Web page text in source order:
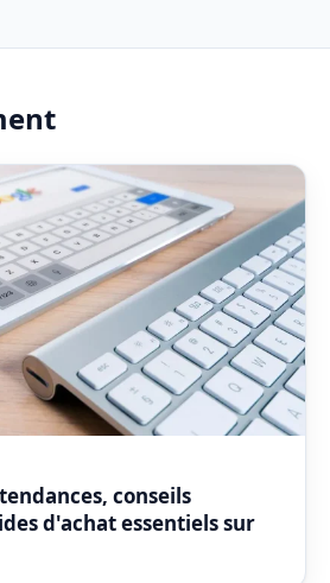
conseils
d'achat essentiels sur